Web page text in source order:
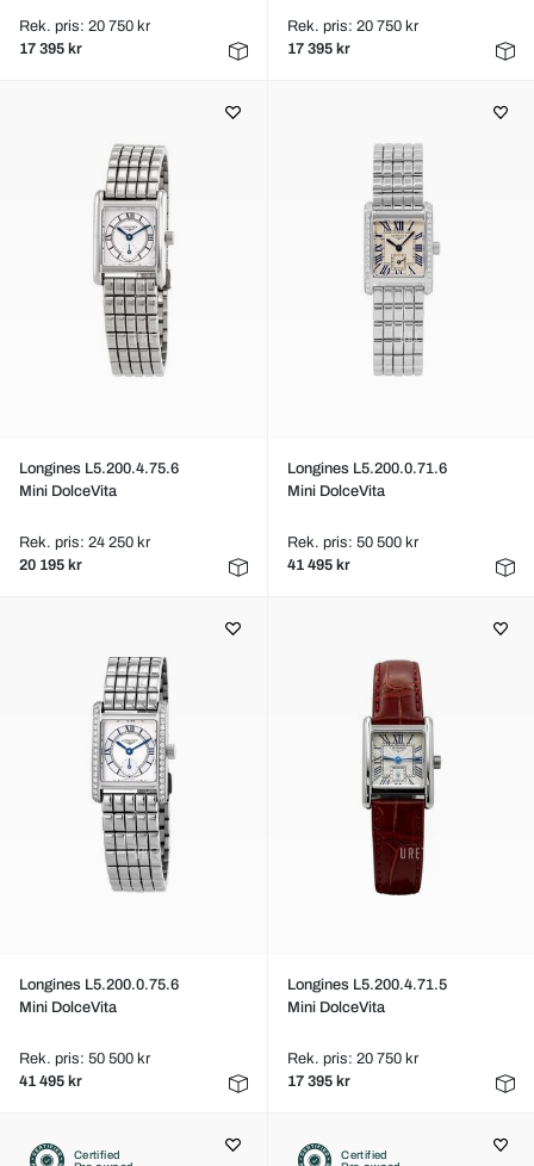
Rek. pris: 20 750 kr
17 395 kr
Rek. pris: 20 750 kr
17 395 kr
Longines L5.200.4.75.6
Mini DolceVita
Rek. pris: 24 250 kr
20 195 kr
Longines L5.200.0.71.6
Mini DolceVita
Rek. pris: 50 500 kr
41 495 kr
Longines L5.200.0.75.6
Mini DolceVita
Rek. pris: 50 500 kr
41 495 kr
Longines L5.200.4.71.5
Mini DolceVita
Rek. pris: 20 750 kr
17 395 kr
Certified
Certified